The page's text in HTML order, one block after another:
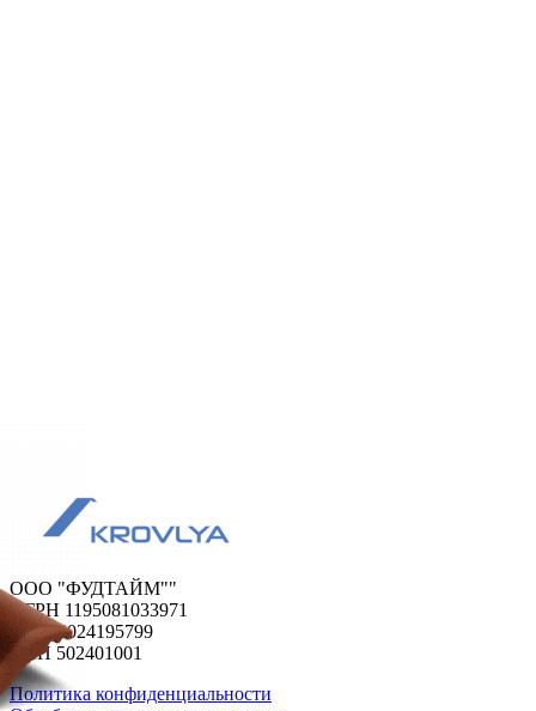
ООО "ФУДТАЙМ""
ОГРН 1195081033971
ИНН 5024195799
КПП 502401001
Политика конфиденциальности